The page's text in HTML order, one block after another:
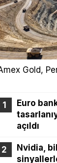
Gold,
Euro
açıldı
Nvidia,